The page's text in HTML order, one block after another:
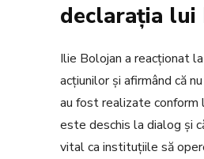
declarația lui
Ilie Bolojan a reacționat
acțiunilor și afirmând că
au fost realizate conform
este deschis la dialog și
vital ca instituțiile să